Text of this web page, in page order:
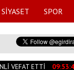
SİYASET SPOR
ETTİ 09:53:42